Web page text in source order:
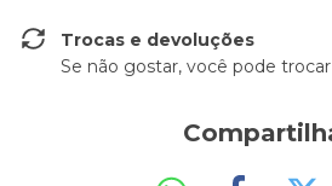
Trocas e devoluções
Se não gostar, você pode